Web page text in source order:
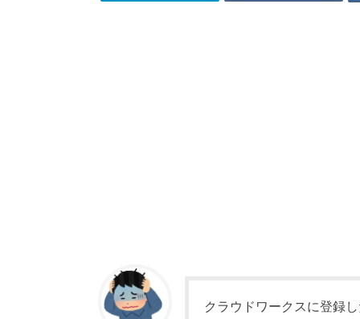
クラウドワークスに登録